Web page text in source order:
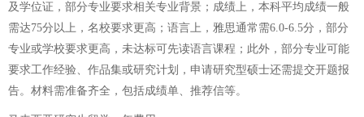
及学位证，部分专业要求相关专业背景；成绩上，本科平均成绩一般
需达75分以上，名校要求更高；语言上，雅思通常需6.0-6.5分，部分
专业或学校要求更高，未达标可先读语言课程；此外，部分专业可能
要求工作经验、作品集或研究计划，申请研究型硕士还需提交开题报
告。材料需准备齐全，包括成绩单、推荐信等。